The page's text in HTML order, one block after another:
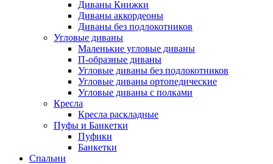
Диваны Книжки
Диваны аккордеоны
Диваны без подлокотников
Угловые диваны
Маленькие угловые диваны
П-образные диваны
Угловые диваны без подлокотников
Угловые диваны ортопедические
Угловые диваны с полками
Кресла
Кресла раскладные
Пуфы и Банкетки
Пуфики
Банкетки
Спальни